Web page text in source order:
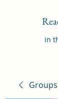
in
Groups